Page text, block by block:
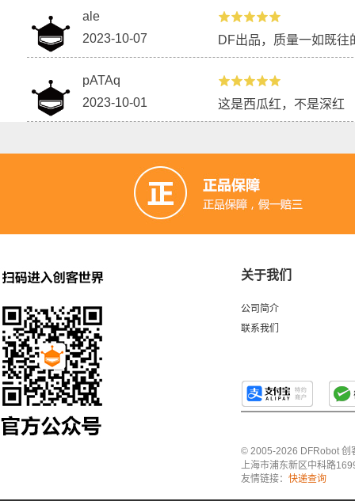
ale
2023-10-07
DF出品，质量一如既往
pATAq
2023-10-01
这是西瓜红，不是深红
关于我们
公司简介
联系我们
© 2005-2026 DFRobot 创
上海市浦东新区中科路
友情链接： 快递查询